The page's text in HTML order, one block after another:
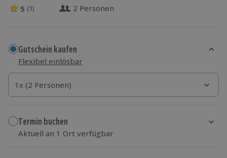
5 Sterne von 5 aus 1 Bewertungen
5 (1) 2 Personen
Gutschein kaufen
Flexibel einlösbar
1x (2 Personen)
1x (2 Personen)
1x (2 Personen)
Termin buchen
Aktuell an 1 Ort verfügbar